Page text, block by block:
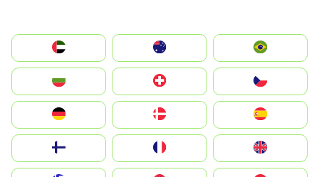
الإمارات العربية المتحدة
Switzerland
Deutschland
United Kingdom